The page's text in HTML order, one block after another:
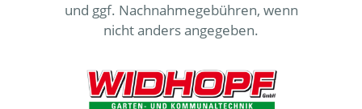
und ggf. Nachnahmegebühren, wenn
nicht anders angegeben.